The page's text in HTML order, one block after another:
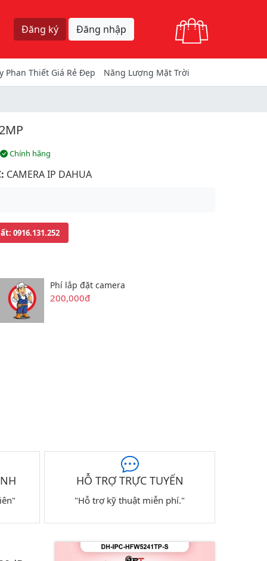
Đăng ký Đăng nhập
Phan Thiết Giá Rẻ Đẹp Năng Lượng Mặt Trời
Chính hãng
CAMERA IP DAHUA
: 0916.131.252
Phí lắp đặt camera
200,000đ
HỖ TRỢ TRỰC TUYẾN
"Hỗ trợ kỹ thuật miễn phí."